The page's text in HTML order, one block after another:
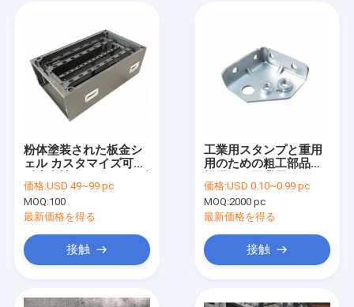
粉体塗装された板金シ
ェル カスタマイズ可能
ー貯蔵キャビネットに
最適な保護ハウジング
価格:USD 49~99 pc
MOQ:100
最新価格を得る
接触
工業用スタンプと重用
用のための粗工部品を
プ機械用アクセサリー
価格:USD 0.10~0.99 pc
MOQ:2000 pc
最新価格を得る
接触